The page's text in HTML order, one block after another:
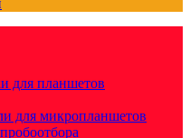
для планшетов
для микропланшетов